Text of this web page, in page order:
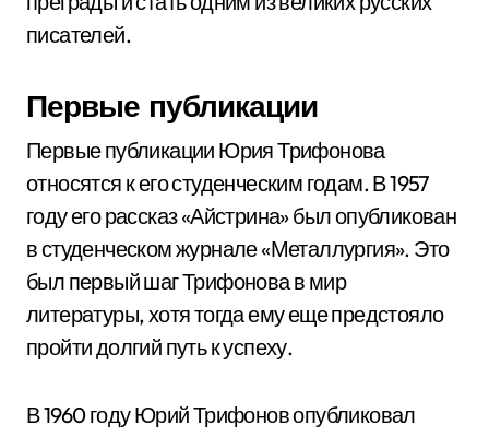
писателей.
Первые публикации
Первые публикации Юрия Трифонова
относятся к его студенческим годам. В 1957
году его рассказ «Айстрина» был опубликован
в студенческом журнале «Металлургия». Это
был первый шаг Трифонова в мир
литературы, хотя тогда ему еще предстояло
пройти долгий путь к успеху.
В 1960 году Юрий Трифонов опубликовал